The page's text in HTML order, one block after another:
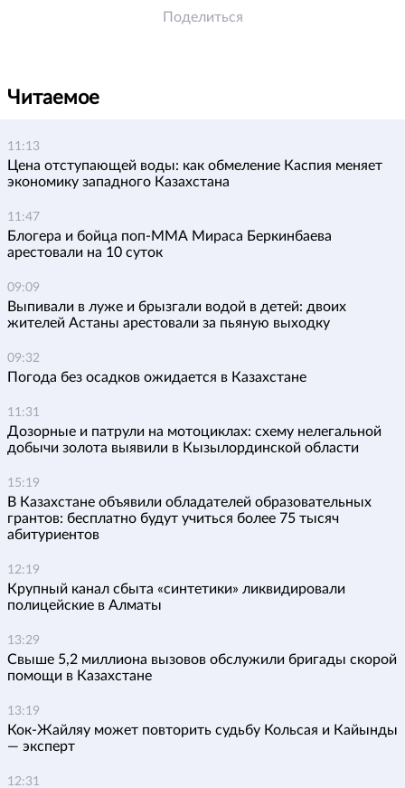
Поделиться
Читаемое
11:13
Цена отступающей воды: как обмеление Каспия меняет
экономику западного Казахстана
11:47
Блогера и бойца поп-ММА Мираса Беркинбаева
арестовали на 10 суток
09:09
Выпивали в луже и брызгали водой в детей: двоих
жителей Астаны арестовали за пьяную выходку
09:32
Погода без осадков ожидается в Казахстане
11:31
Дозорные и патрули на мотоциклах: схему нелегальной
добычи золота выявили в Кызылординской области
15:19
В Казахстане объявили обладателей образовательных
грантов: бесплатно будут учиться более 75 тысяч
абитуриентов
12:19
Крупный канал сбыта «синтетики» ликвидировали
полицейские в Алматы
13:29
Свыше 5,2 миллиона вызовов обслужили бригады скорой
помощи в Казахстане
13:19
Кок-Жайляу может повторить судьбу Кольсая и Кайынды
— эксперт
12:31